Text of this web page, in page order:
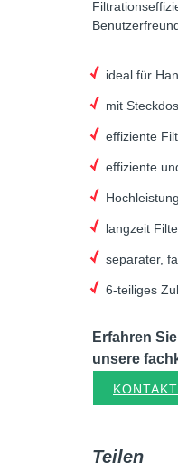
ideal für
mit
effiziente
effiziente
langzeit
separater,
6-teiliges
Erfahren
unsere
Teilen